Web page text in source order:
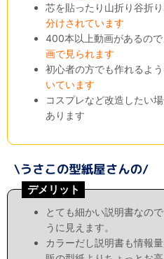
芯を貼ったり山折り谷折
分けされています
400本以上動画があるの
画で見られます
初心者の方でも作れるよ
いています
コスプレなど改造したい
あります
デメリット
とても細かい説明書なの
うに見えます。
カラーだし説明書も情報